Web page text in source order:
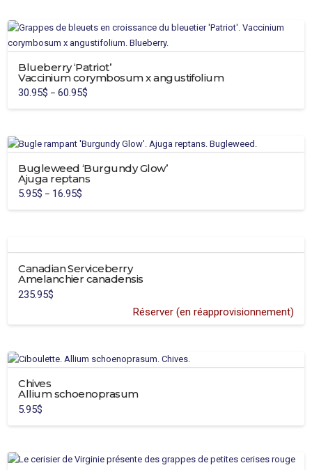
the
product
Blueberry ‘Patriot’
Vaccinium corymbosum x angustifolium
30.95$ – 60.95$
30.95$
multiple
variants.
The
options
may
the
product
Bugleweed ‘Burgundy Glow’
Ajuga reptans
5.95$ – 16.95$
5.95$
multiple
variants.
The
options
be
on
product
page
Canadian Serviceberry
Amelanchier canadensis
235.95$
Réserver (en réapprovisionnement)
Chives
Allium schoenoprasum
5.95$